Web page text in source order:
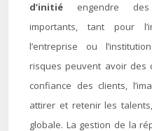
d’initié engendre
importants, tant pour
l’entreprise ou
risques peuvent avoir des
confiance des clients,
attirer et retenir les
globale. La gestion de la